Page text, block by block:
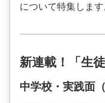
について特集します
新連載！「生
中学校・実践面（